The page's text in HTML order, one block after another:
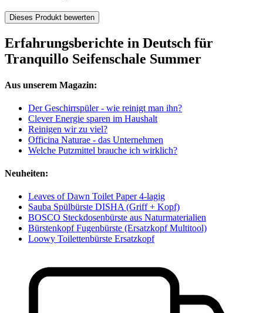
Dieses Produkt bewerten
Erfahrungsberichte in Deutsch für
Tranquillo Seifenschale Summer
Aus unserem Magazin:
Der Geschirrspüler - wie reinigt man ihn?
Clever Energie sparen im Haushalt
Reinigen wir zu viel?
Officina Naturae - das Unternehmen
Welche Putzmittel brauche ich wirklich?
Neuheiten:
Leaves of Dawn Toilet Paper 4-lagig
Sauba Spülbürste DISHA (Griff + Kopf)
BOSCO Steckdosenbürste aus Naturmaterialien
Bürstenkopf Fugenbürste (Ersatzkopf Multitool)
Loowy Toilettenbürste Ersatzkopf